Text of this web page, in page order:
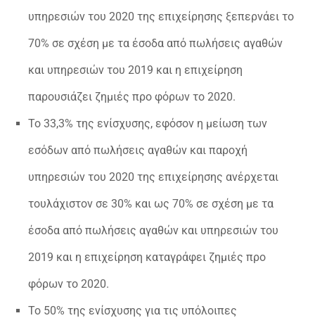
υπηρεσιών του 2020 της επιχείρησης ξεπερνάει το
70% σε σχέση με τα έσοδα από πωλήσεις αγαθών
και υπηρεσιών του 2019 και η επιχείρηση
παρουσιάζει ζημιές προ φόρων το 2020.
Το 33,3% της ενίσχυσης, εφόσον η μείωση των
εσόδων από πωλήσεις αγαθών και παροχή
υπηρεσιών του 2020 της επιχείρησης ανέρχεται
τουλάχιστον σε 30% και ως 70% σε σχέση με τα
έσοδα από πωλήσεις αγαθών και υπηρεσιών του
2019 και η επιχείρηση καταγράφει ζημιές προ
φόρων το 2020.
Το 50% της ενίσχυσης για τις υπόλοιπες